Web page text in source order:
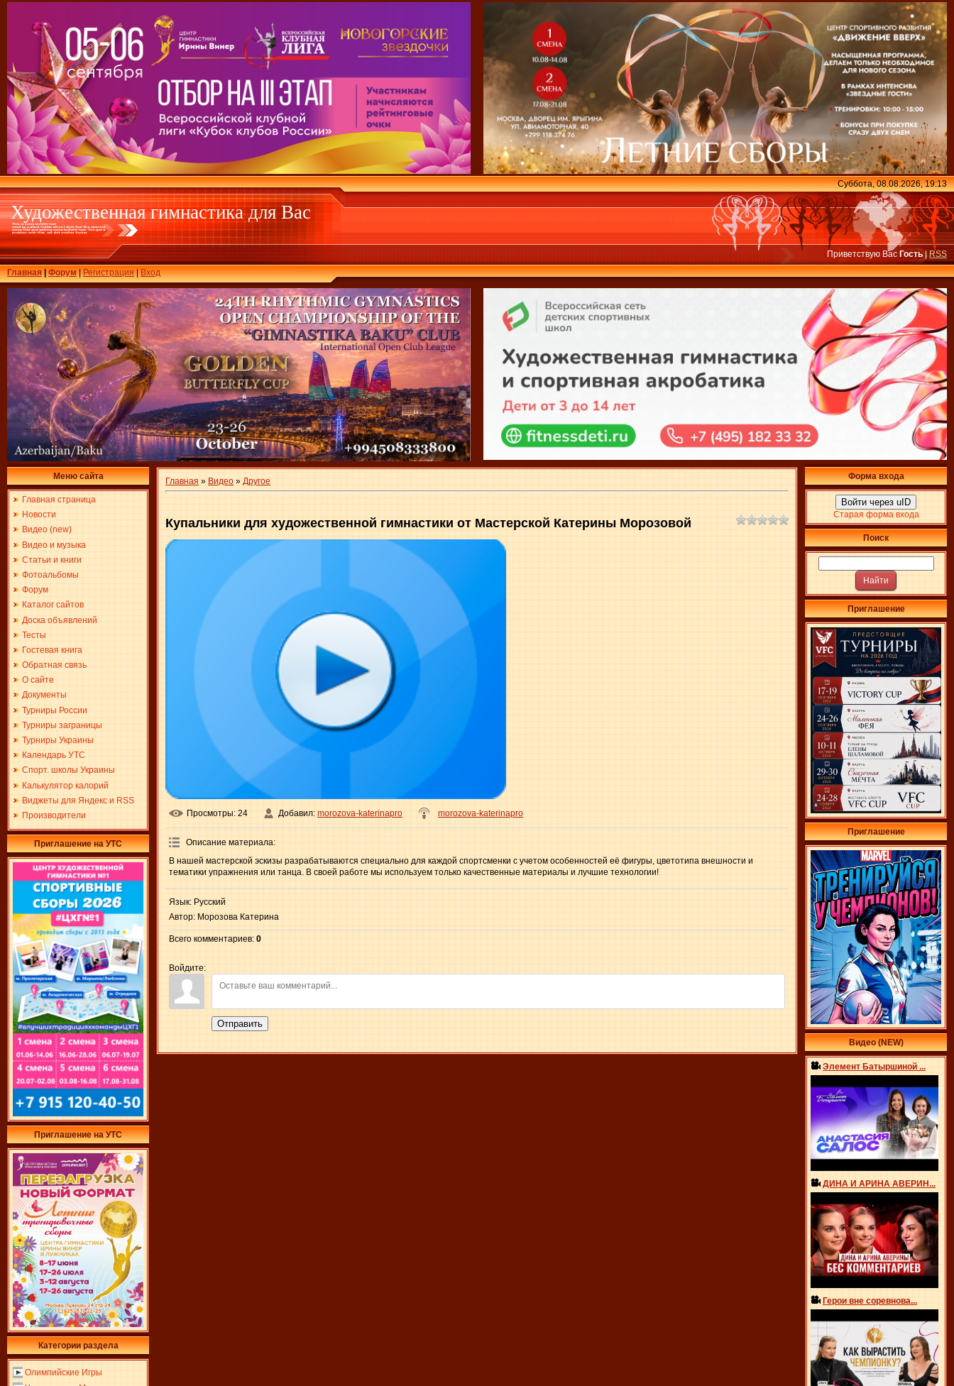
Художественная гимнастика для Вас
Главная|Форум |Регистрация|Вход
Суббота, 08.08.2026, 19:13
Приветствую Вас Гость|RSS
Меню сайта
Главная страница
Новости
Видео (new)
Видео и музыка
Статьи и книги
Фотоальбомы
Форум
Каталог сайтов
Доска объявлений
Тесты
Гостевая книга
Обратная связь
О сайте
Документы
Турниры России
Турниры заграницы
Турниры Украины
Календарь УТС
Спорт. школы Украины
Калькулятор калорий
Виджеты для Яндекс и RSS
Производители
Приглашение на УТС
Приглашение на УТС
Категории раздела
Олимпийские Игры
Главная » Видео » Другое
Купальники для художественной гимнастики от Мастерской Катерины Морозовой
Просмотры: 24 Добавил: morozova-katerinapro morozova-katerinapro
Описание материала:
В нашей мастерской эскизы разрабатываются специально для каждой спортсменки с учетом особенностей её фигуры, цветотипа внешности и
тематики упражнения или танца. В своей работе мы используем только качественные материалы и лучшие технологии!
Язык: Русский
Автор: Морозова Катерина
Всего комментариев: 0
Войдите:
Отправить
Форма входа
Войти через uID
Старая форма входа
Поиск
Приглашение
Приглашение
Видео (NEW)
Элемент Батыршиной ...
ДИНА И АРИНА АВЕРИН...
Герои вне соревнова...